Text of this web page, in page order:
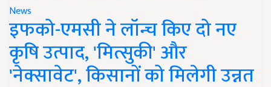
News
इफको-एमसी ने लॉन्च किए दो नए
कृषि उत्पाद, 'मित्सुकी' और
'नेक्सावेट', किसानों को मिलेगी उन्नत